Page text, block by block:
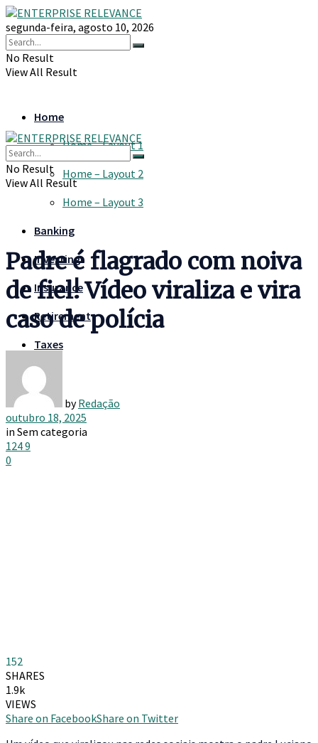
segunda-feira, agosto 10, 2026
No Result
View All Result
Home
Home – Layout 1
Home – Layout 2
Home – Layout 3
Banking
Investing
Insurance
Retirement
Taxes
No Result
View All Result
Padre é flagrado com noiva
de fiel! Vídeo viraliza e vira
caso de polícia
by Redação
outubro 18, 2025
in Sem categoria
1249
0
152
SHARES
1.9k
VIEWS
Share on FacebookShare on Twitter